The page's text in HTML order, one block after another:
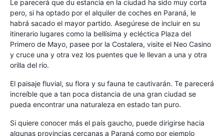
Le parecerá que du estancia en la ciudad ha sido muy corta
pero, si ha optado por el alquiler de coches en Paraná, le
habrá sacado el mayor partido. Asegúrese de incluir en su
itinerario lugares como la bellísima y ecléctica Plaza del
Primero de Mayo, pasee por la Costalera, visite el Neo Casino
y cruce una y otra vez los puentes que le llevan a una y otra
orilla del río.
El paisaje fluvial, su flora y su fauna te cautivarán. Te parecerá
increíble que a tan poca distancia de una gran ciudad se
pueda encontrar una naturaleza en estado tan puro.
Si quiere conocer más el país gaucho, puede dirigirse hacia
algunas provincias cercanas a Paraná como por ejemplo